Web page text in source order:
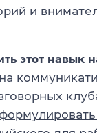
и
этот навык